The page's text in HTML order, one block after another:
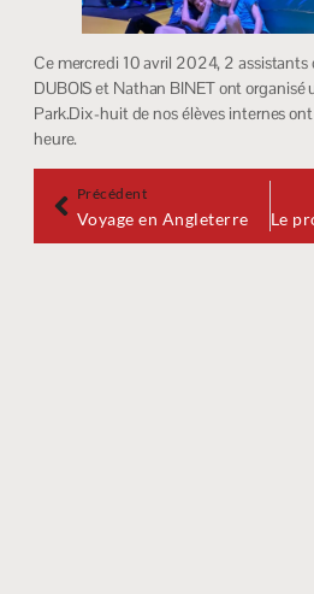
Ce mercredi 10 avril 2024, 2 assistants
DUBOIS et Nathan BINET ont organisé
Park.Dix-huit de nos élèves internes
heure.
Précédent
Voyage en Angleterre